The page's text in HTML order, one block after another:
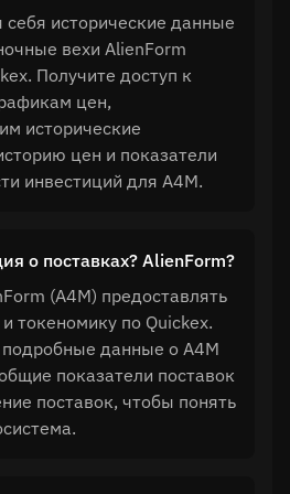
себя исторические данные
вехи AlienForm
Получите доступ к
цен,
исторические
цен и показатели
инвестиций для A4M.
о поставках? AlienForm?
(A4M) предоставлять
токеномику по Quickex.
данные о A4M
показатели поставок
поставок, чтобы понять